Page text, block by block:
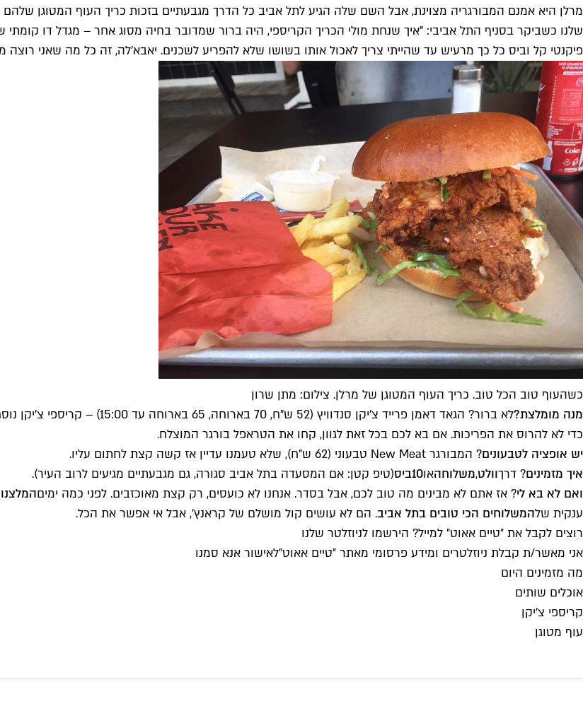
מרלן היא אמנם המבורגריה מצוינת, אבל השם שלה הגיע לתל אביב כל הדרך מגבעתיים בזכות כריך העוף המטוגן
שלנו כשביקר בסניף התל אביבי: "איך שנחת מולי הכריך הקריספי, היה ברור שמדובר בחיה מסוג אחר – מגדל דו
פיקנטי קל וביס כל כך מרעיש עד שהייתי צריך לאכול אותו בשושו שלא להפריע לשכנים. יאבא'לה, זה כל מה שאני רוצה
כשהעוף טוב הכל טוב. כריך העוף המטוגן של מרלן. צילום: מתן שרון
מנה מומלצת?
לא ברור? הגאד דאמן פרייד צ'יקן
כדי לא להרוס את הפריכות. אם בא לכם בכל זאת לגוון, קחו את הטראפל בורגר המוצלח.
יש אופציה לטבעונים? המבורגר New Meat טבעוני (62 ש"ח), שלא טעמנו עדיין אז קשה קצת לחתום עליו.
איך מזמינים? דרךוולט,משלוחהאו10ביס
(טיפ קטן: אם המסעדה בתל אביב סגורה, גם מגבעתיים מגיעים לרוב העיר).
ואם לא בא לי? אז אתם לא מבינים מה טוב לכם, אבל בסדר. אנחנו לא כועסים, רק קצת מאוכזבים. לפני כמה ימים
ענקית שלהמשלוחים הכי טובים בתל אביב. הם לא עושים קול מושלם של קראנץ', אבל אי אפשר את הכל.
רוצים לקבל את ״טיים אאוט״ למייל? הירשמו לניוזלטר שלנו
אני מאשר/ת קבלת ניוזלטרים ומידע פרסומי מאתר ״טיים אאוט״לאישור אנא סמנו
מה מזמינים היום
אוכלים שותים
קריספי צ'יקן
עוף מטוגן